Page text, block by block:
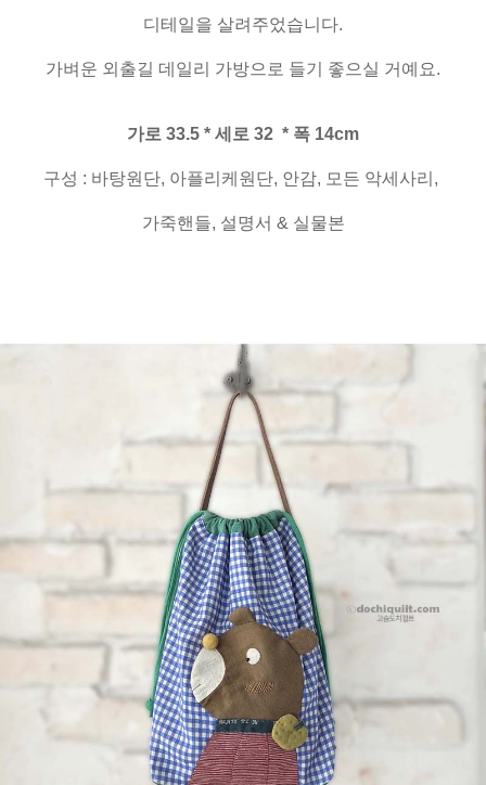
디테일을 살려주었습니다.
가벼운 외출길 데일리 가방으로 들기 좋으실 거예요.
가로 33.5 * 세로 32 * 폭 14cm
구성 : 바탕원단, 아플리케원단, 안감, 모든 악세사리,
가죽핸들, 설명서 & 실물본